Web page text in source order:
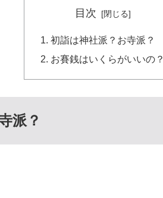
目次
初詣は神社派？お寺派？
お賽銭はいくらがいいの？
派？